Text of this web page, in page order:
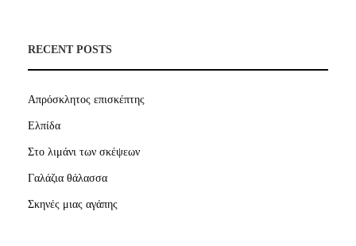
RECENT POSTS
Απρόσκλητος επισκέπτης
Ελπίδα
Στο λιμάνι των σκέψεων
Γαλάζια θάλασσα
Σκηνές μιας αγάπης